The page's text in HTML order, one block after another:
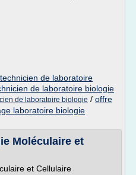
de laboratoire
de laboratoire biologie
de laboratoire biologie / offre
laboratoire biologie
Moléculaire et
et Cellulaire